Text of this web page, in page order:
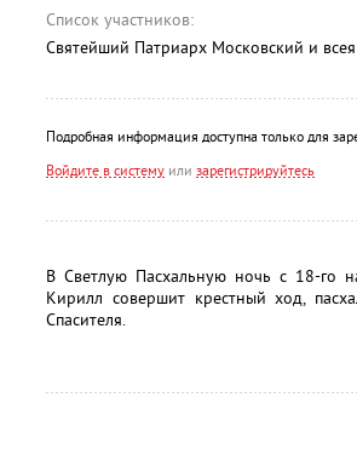
Список участников:
Святейший Патриарх Московский и
Подробная информация доступна только для
Войдите в систему или зарегистрируйтесь
В Светлую Пасхальную ночь с 18-го
Кирилл совершит крестный ход,
Спасителя.